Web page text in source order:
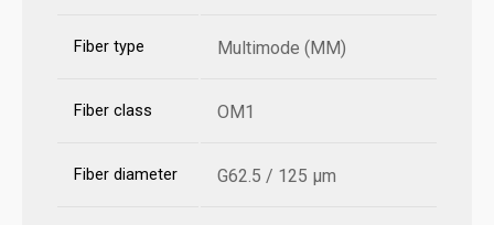
Fiber type Multimode (MM)
Fiber class OM1
Fiber diameter G62.5 / 125 µm